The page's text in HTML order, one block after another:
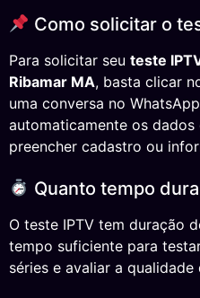
Como solicitar o
Para solicitar seu teste
Ribamar MA, basta clicar
uma conversa no
automaticamente os dados
preencher cadastro ou
Quanto tempo
O teste IPTV tem duração
tempo suficiente para
séries e avaliar a qualidade